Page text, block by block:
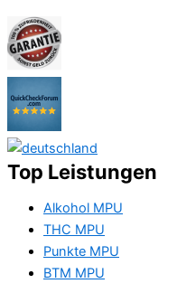
Top Leistungen
Alkohol MPU
THC MPU
Punkte MPU
BTM MPU